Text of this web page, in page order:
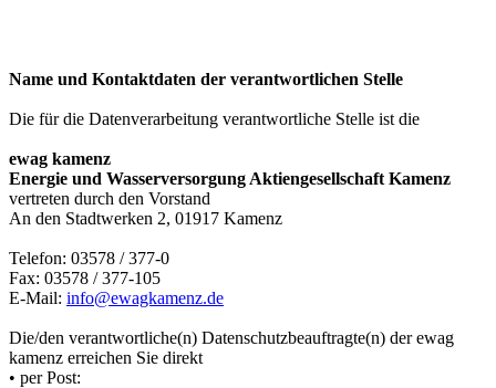
Name und Kontaktdaten der verantwortlichen Stelle
Die für die Datenverarbeitung verantwortliche Stelle ist die
ewag kamenz
Energie und Wasserversorgung Aktiengesellschaft Kamenz
vertreten durch den Vorstand
An den Stadtwerken 2, 01917 Kamenz
Telefon: 03578 / 377-0
Fax: 03578 / 377-105
E-Mail: info@ewagkamenz.de
Die/den verantwortliche(n) Datenschutzbeauftragte(n) der ewag
kamenz erreichen Sie direkt
• per Post: